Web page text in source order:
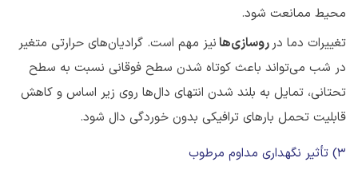
محیط ممانعت شود.
تغییرات دما درروسازی‌هانیز مهم است. گرادیان‌های حرارتی متغیر
در شب می‌تواند باعث کوتاه شدن سطح فوقانی نسبت به سطح
تحتانی، تمایل به بلند شدن انتهای دال‌ها روی زیر اساس و کاهش
قابلیت تحمل بارهای ترافیکی بدون‌ خوردگی دال شود.
3) تأثیر نگهداری مداوم مرطوب